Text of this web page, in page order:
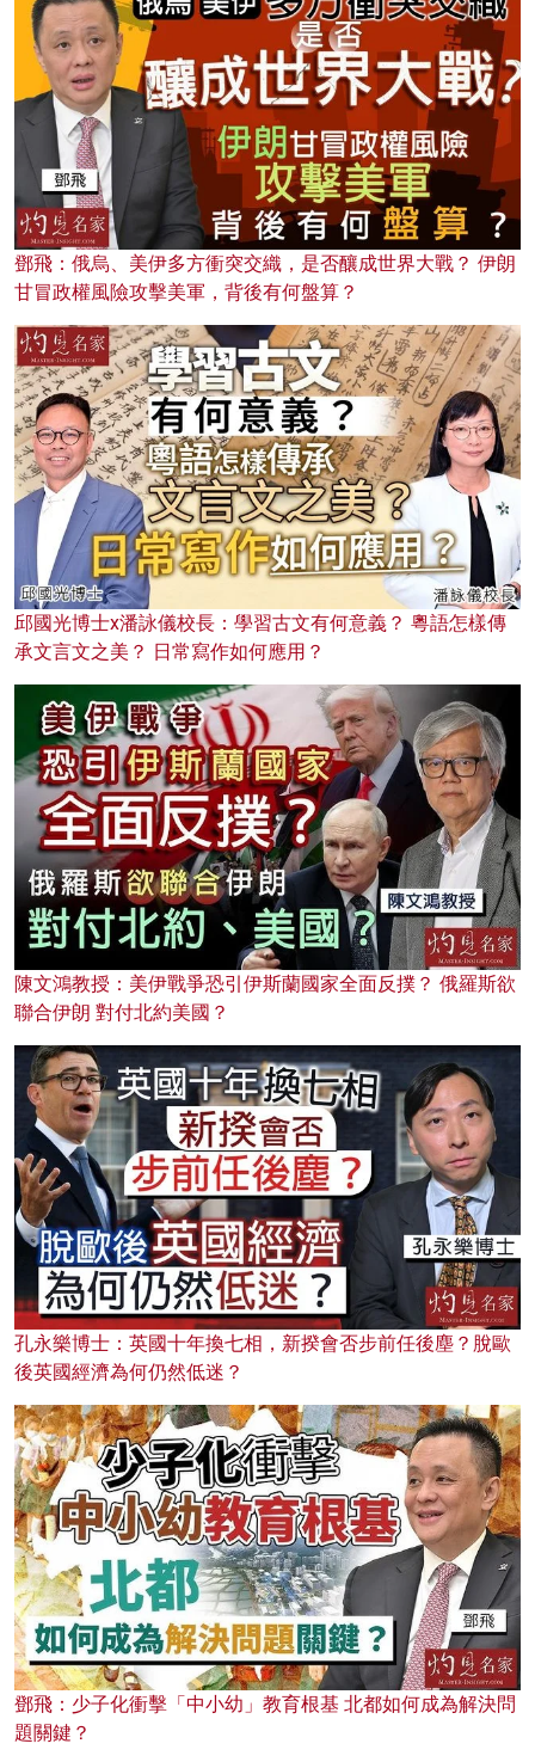
鄧飛：俄烏、美伊多方衝突交織，是否釀成世界大戰？ 伊朗
甘冒政權風險攻擊美軍，背後有何盤算？
邱國光博士x潘詠儀校長：學習古文有何意義？ 粵語怎樣傳
承文言文之美？ 日常寫作如何應用？
陳文鴻教授：美伊戰爭恐引伊斯蘭國家全面反撲？ 俄羅斯欲
聯合伊朗 對付北約美國？
孔永樂博士：英國十年換七相，新揆會否步前任後塵？脫歐
後英國經濟為何仍然低迷？
鄧飛：少子化衝擊「中小幼」教育根基 北都如何成為解決問
題關鍵？